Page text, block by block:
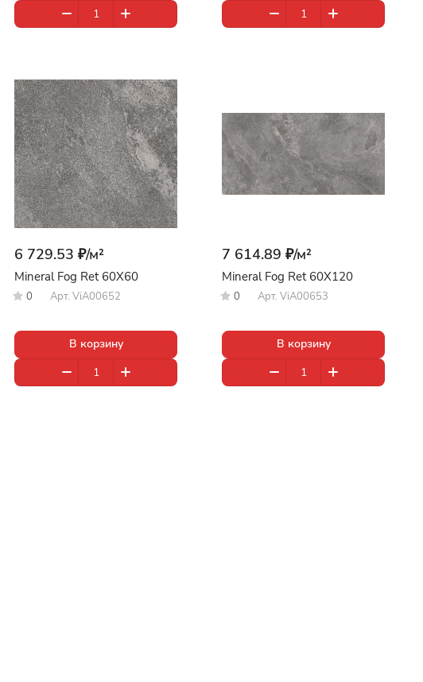
6 729.53 ₽/м²
Mineral Fog Ret 60X60
0 Арт.ViA00652
В корзину
7 614.89 ₽/м²
Mineral Fog Ret 60X120
0 Арт.ViA00653
В корзину